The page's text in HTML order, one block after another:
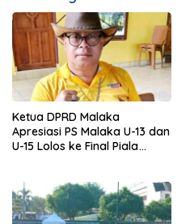
Ketua DPRD Malaka
Apresiasi PS Malaka U-13 dan
U-15 Lolos ke Final Piala